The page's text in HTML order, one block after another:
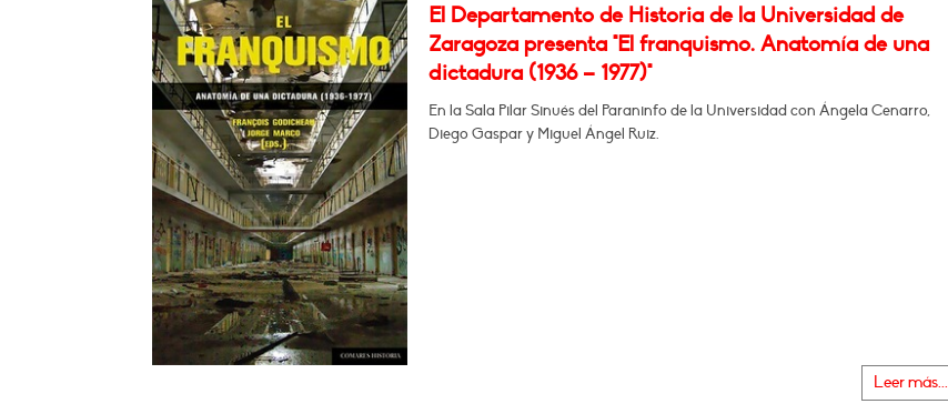
El Departamento de Historia de la Universidad de
Zaragoza presenta "El franquismo. Anatomía de una
dictadura (1936 – 1977)"
En la Sala Pilar Sinués del Paraninfo de la Universidad con Ángela Cenarro,
Diego Gaspar y Miguel Ángel Ruiz.
Leer más...